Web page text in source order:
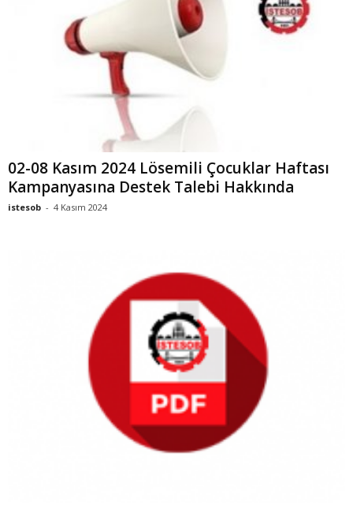
02-08 Kasım 2024 Lösemili Çocuklar Haftası
Kampanyasına Destek Talebi Hakkında
istesob - 4 Kasım 2024